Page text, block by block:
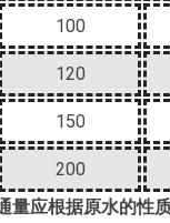
100
120
150
200
量应根据原水的性